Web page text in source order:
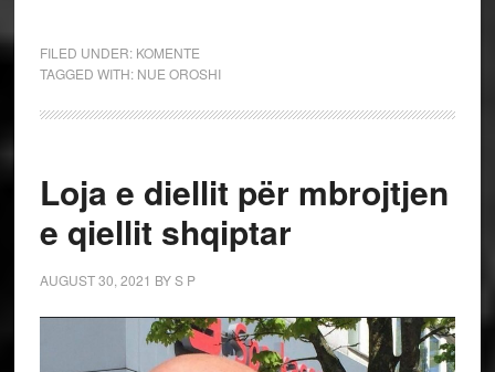
FILED UNDER: KOMENTE
TAGGED WITH: NUE OROSHI
Loja e diellit për mbrojtjen
e qiellit shqiptar
AUGUST 30, 2021 BYS P